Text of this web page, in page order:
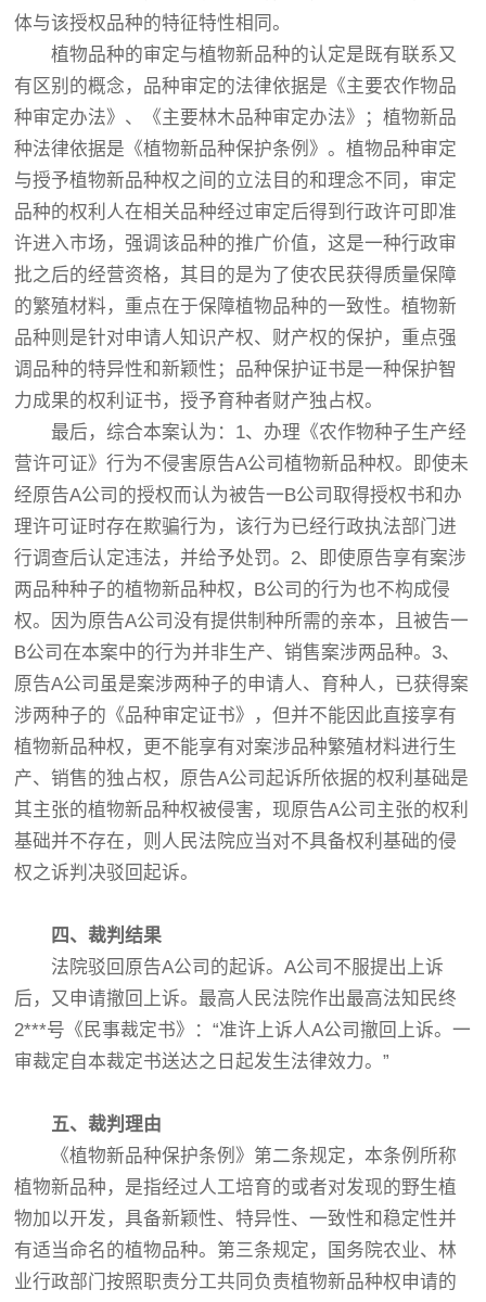
体与该授权品种的特征特性相同。
植物品种的审定与植物新品种的认定是既有联系又
有区别的概念，品种审定的法律依据是《主要农作物品
种审定办法》、《主要林木品种审定办法》；植物新品
种法律依据是《植物新品种保护条例》。植物品种审定
与授予植物新品种权之间的立法目的和理念不同，审定
品种的权利人在相关品种经过审定后得到行政许可即准
许进入市场，强调该品种的推广价值，这是一种行政审
批之后的经营资格，其目的是为了使农民获得质量保障
的繁殖材料，重点在于保障植物品种的一致性。植物新
品种则是针对申请人知识产权、财产权的保护，重点强
调品种的特异性和新颖性；品种保护证书是一种保护智
力成果的权利证书，授予育种者财产独占权。
最后，综合本案认为：1、办理《农作物种子生产经
营许可证》行为不侵害原告A公司植物新品种权。即使未
经原告A公司的授权而认为被告一B公司取得授权书和办
理许可证时存在欺骗行为，该行为已经行政执法部门进
行调查后认定违法，并给予处罚。2、即使原告享有案涉
两品种种子的植物新品种权，B公司的行为也不构成侵
权。因为原告A公司没有提供制种所需的亲本，且被告一
B公司在本案中的行为并非生产、销售案涉两品种。3、
原告A公司虽是案涉两种子的申请人、育种人，已获得案
涉两种子的《品种审定证书》，但并不能因此直接享有
植物新品种权，更不能享有对案涉品种繁殖材料进行生
产、销售的独占权，原告A公司起诉所依据的权利基础是
其主张的植物新品种权被侵害，现原告A公司主张的权利
基础并不存在，则人民法院应当对不具备权利基础的侵
权之诉判决驳回起诉。
四、裁判结果
法院驳回原告A公司的起诉。A公司不服提出上诉
后，又申请撤回上诉。最高人民法院作出最高法知民终
2***号《民事裁定书》：“准许上诉人A公司撤回上诉。一
审裁定自本裁定书送达之日起发生法律效力。”
五、裁判理由
《植物新品种保护条例》第二条规定，本条例所称
植物新品种，是指经过人工培育的或者对发现的野生植
物加以开发，具备新颖性、特异性、一致性和稳定性并
有适当命名的植物品种。第三条规定，国务院农业、林
业行政部门按照职责分工共同负责植物新品种权申请的